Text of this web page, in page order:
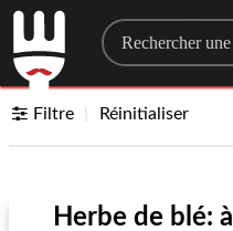
Search for
Filtre Réinitialiser
Herbe de blé: